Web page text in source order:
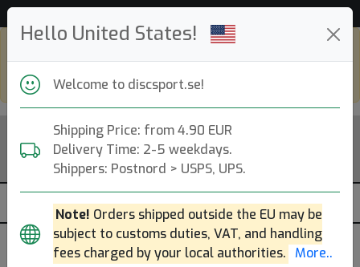
Hello United States!
Welcome to discsport.se!
Shipping Price: from 4.90 EUR
Delivery Time: 2-5 weekdays.
Shippers: Postnord > USPS, UPS.
Note! Orders shipped outside the EU may be
subject to customs duties, VAT, and handling
fees charged by your local authorities. More..
go todiscsport.com
Previous
Next